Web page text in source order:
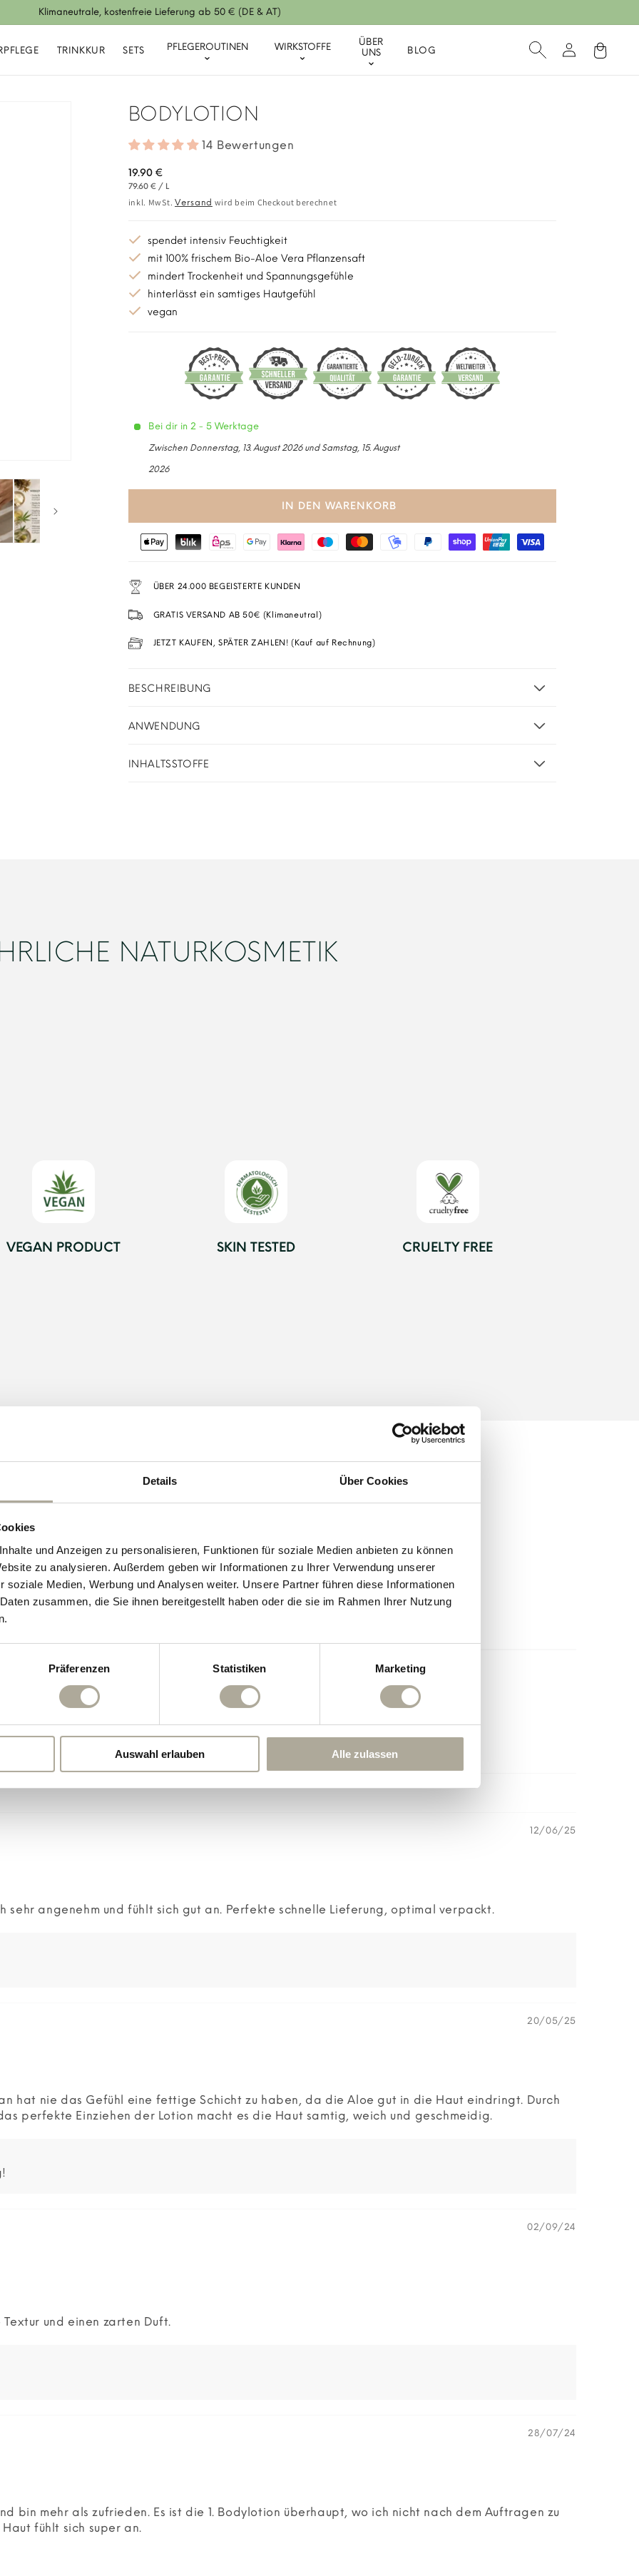
Details Über Cookies
und Anzeigen zu personalisieren, Funktionen für soziale Medien anbieten zu können
zu analysieren. Außerdem geben wir Informationen zu Ihrer Verwendung unserer
soziale Medien, Werbung und Analysen weiter. Unsere Partner führen diese Informationen
zusammen, die Sie ihnen bereitgestellt haben oder die sie im Rahmen Ihrer Nutzung
Präferenzen Statistiken Marketing
Auswahl erlauben Alle zulassen
Klimaneutrale, kostenfreie Lieferung ab 50 € (DE & AT)
TRINKKUR SETS PFLEGEROUTINEN WIRKSTOFFE
ÜBER
UNS
BLOG EinloggenWarenkorb
BODYLOTION
14 Bewertungen
Normaler
Preis
19.90 €
GRUNDPREIS
79.60 € / PRO
L
inkl. MwSt. Versand wird beim Checkout berechnet
spendet intensiv Feuchtigkeit
mit 100% frischem Bio-Aloe Vera Pflanzensaft
mindert Trockenheit und Spannungsgefühle
hinterlässt ein samtiges Hautgefühl
vegan
Bei dir in 2 - 5 Werktage
Zwischen Donnerstag, 13. August 2026 und Samstag, 15. August
2026
IN DEN WARENKORB
ÜBER 24.000 BEGEISTERTE KUNDEN
GRATIS VERSAND AB 50€ (Klimaneutral)
JETZT KAUFEN, SPÄTER ZAHLEN! (Kauf auf Rechnung)
BESCHREIBUNG
ANWENDUNG
INHALTSSTOFFE
NATURKOSMETIK
VEGAN PRODUCT SKIN TESTED CRUELTY FREE
Kundenbewertungen
90.9
Verifiziert
12/06/25
angenehm und fühlt sich gut an. Perfekte schnelle Lieferung, optimal verpackt.
20/05/25
hat nie das Gefühl eine fettige Schicht zu haben, da die Aloe gut in die Haut eindringt. Durch
perfekte Einziehen der Lotion macht es die Haut samtig, weich und geschmeidig.
02/09/24
und einen zarten Duft.
28/07/24
bin mehr als zufrieden. Es ist die 1. Bodylotion überhaupt, wo ich nicht nach dem Auftragen zu
fühlt sich super an.